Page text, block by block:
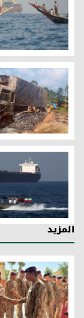
إصابة سفينة
جماعة تابعة لتنظيم داعش تقتل
صورة أرشيفية
المزيد